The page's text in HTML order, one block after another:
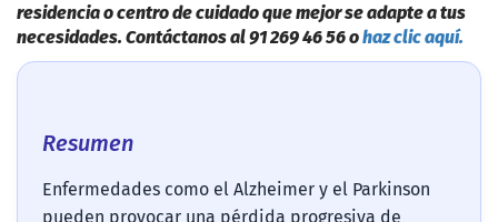
residencia o centro de cuidado que mejor se adapte a tus
necesidades. Contáctanos al 91 269 46 56 ohaz clic aquí.
Resumen
Enfermedades como el Alzheimer y el Parkinson
pueden provocar una pérdida progresiva de